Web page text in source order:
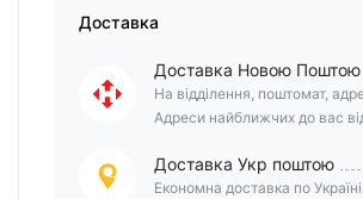
Доставка
Доставка Новою Поштою
На відділення, поштомат,
Адреси найближчих до вас
Доставка Укр поштою
Економна доставка по